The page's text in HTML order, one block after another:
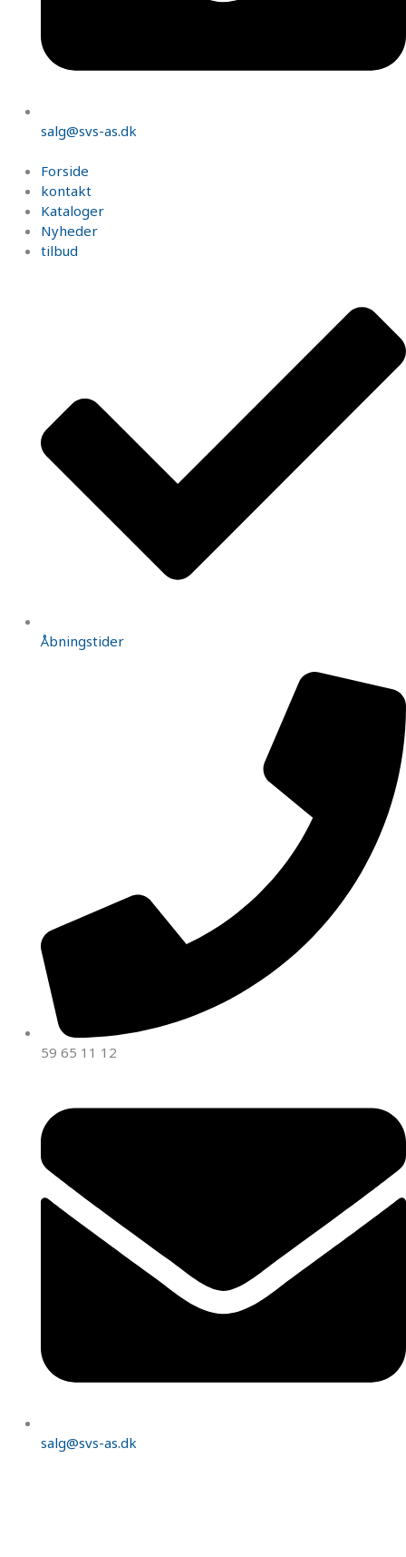
salg@svs-as.dk
Forside
kontakt
Kataloger
Nyheder
tilbud
Åbningstider
59 65 11 12
salg@svs-as.dk